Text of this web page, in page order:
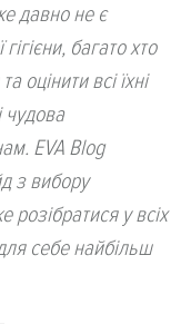
давно не є
багато хто
оцінити всі їхні
чудова
EVA Blog
з вибору
у всіх
себе найбільш